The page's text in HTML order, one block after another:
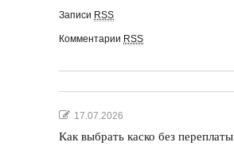
Записи RSS
Комментарии RSS
17.07.2026
Как выбрать каско без переплаты